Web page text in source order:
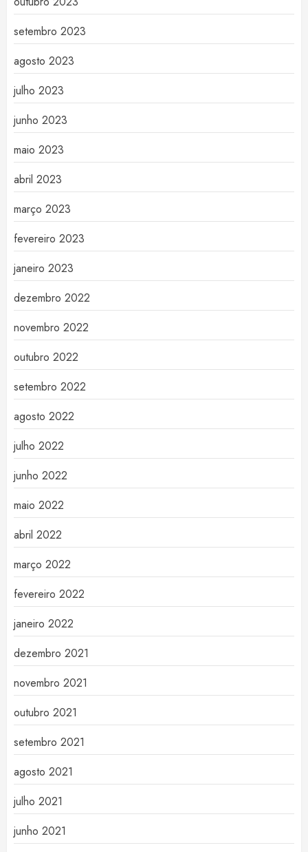
setembro 2023
agosto 2023
julho 2023
junho 2023
maio 2023
abril 2023
março 2023
fevereiro 2023
janeiro 2023
dezembro 2022
novembro 2022
outubro 2022
setembro 2022
agosto 2022
julho 2022
junho 2022
maio 2022
abril 2022
março 2022
fevereiro 2022
janeiro 2022
dezembro 2021
novembro 2021
outubro 2021
setembro 2021
agosto 2021
julho 2021
junho 2021